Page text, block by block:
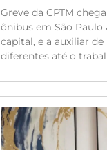
Greve da CPTM
ônibus em São Paulo
capital, e a auxiliar
diferentes até o